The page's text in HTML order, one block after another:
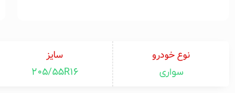
نوع خودرو
سواری
سایز
205/55R16